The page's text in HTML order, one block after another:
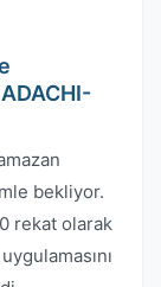
bekliyor.
rekat olarak